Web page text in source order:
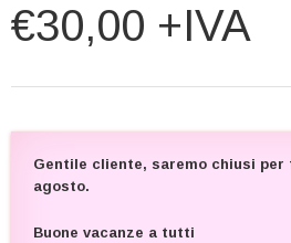
€30,00 +IVA
Gentile cliente, saremo chiusi per
agosto.
Buone vacanze a tutti